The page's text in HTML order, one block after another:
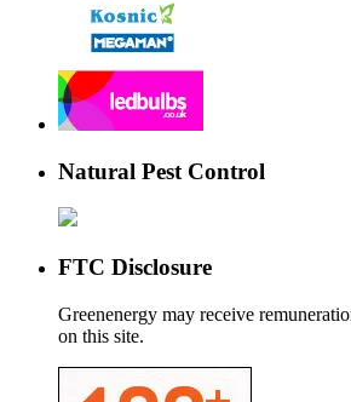
Natural Pest Control
FTC Disclosure
Greenenergy may receive
on this site.